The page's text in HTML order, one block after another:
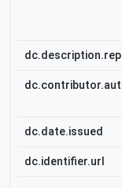
dc.date.issued
dc.identifier.url